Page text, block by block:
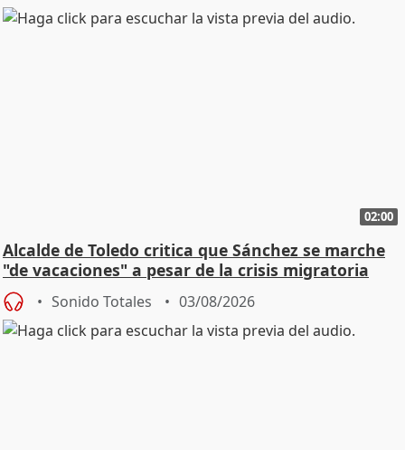
02:00
Alcalde de Toledo critica que Sánchez se marche
"de vacaciones" a pesar de la crisis migratoria
Sonido Totales 03/08/2026